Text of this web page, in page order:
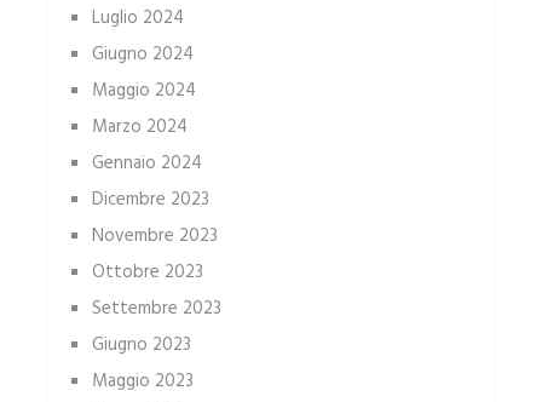
Luglio 2024
Giugno 2024
Maggio 2024
Marzo 2024
Gennaio 2024
Dicembre 2023
Novembre 2023
Ottobre 2023
Settembre 2023
Giugno 2023
Maggio 2023